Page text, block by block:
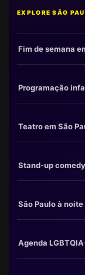
EXPLORE SÃO
Fim de semana
Programação
Teatro em São
Stand-up comedy
São Paulo à noite
Agenda